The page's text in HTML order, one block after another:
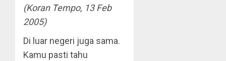
(Koran Tempo, 13 Feb
2005)
Di luar negeri juga sama.
Kamu pasti tahu